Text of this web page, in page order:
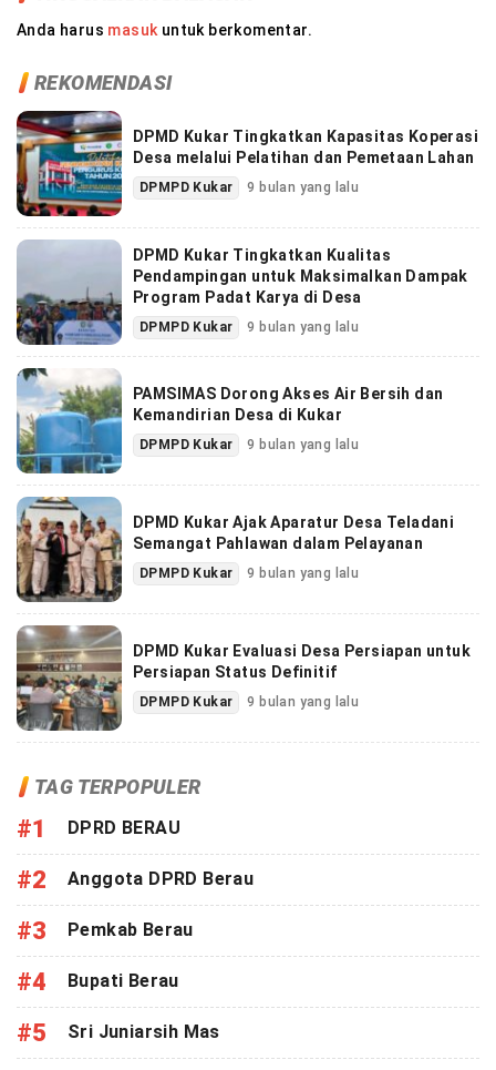
Anda harus masuk untuk berkomentar.
REKOMENDASI
DPMD Kukar Tingkatkan Kapasitas Koperasi
Desa melalui Pelatihan dan Pemetaan Lahan
DPMPD Kukar 9 bulan yang lalu
DPMD Kukar Tingkatkan Kualitas
Pendampingan untuk Maksimalkan Dampak
Program Padat Karya di Desa
DPMPD Kukar 9 bulan yang lalu
PAMSIMAS Dorong Akses Air Bersih dan
Kemandirian Desa di Kukar
DPMPD Kukar 9 bulan yang lalu
DPMD Kukar Ajak Aparatur Desa Teladani
Semangat Pahlawan dalam Pelayanan
DPMPD Kukar 9 bulan yang lalu
DPMD Kukar Evaluasi Desa Persiapan untuk
Persiapan Status Definitif
DPMPD Kukar 9 bulan yang lalu
TAG TERPOPULER
#1 DPRD BERAU
#2 Anggota DPRD Berau
#3 Pemkab Berau
#4 Bupati Berau
#5 Sri Juniarsih Mas